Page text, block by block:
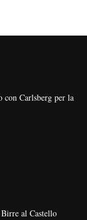
con Carlsberg per la
al Castello